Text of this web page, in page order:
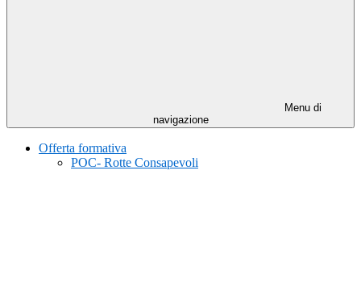
Menu di
navigazione
Offerta formativa
POC- Rotte Consapevoli